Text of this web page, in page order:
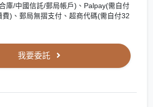
庫/中國信託/郵局帳戶)、Palpay(需自付
費)、郵局無摺支付、超商代碼(需自付32
我要委託